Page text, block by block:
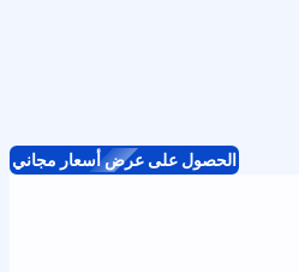
الحصول على عرض أسعار مجاني